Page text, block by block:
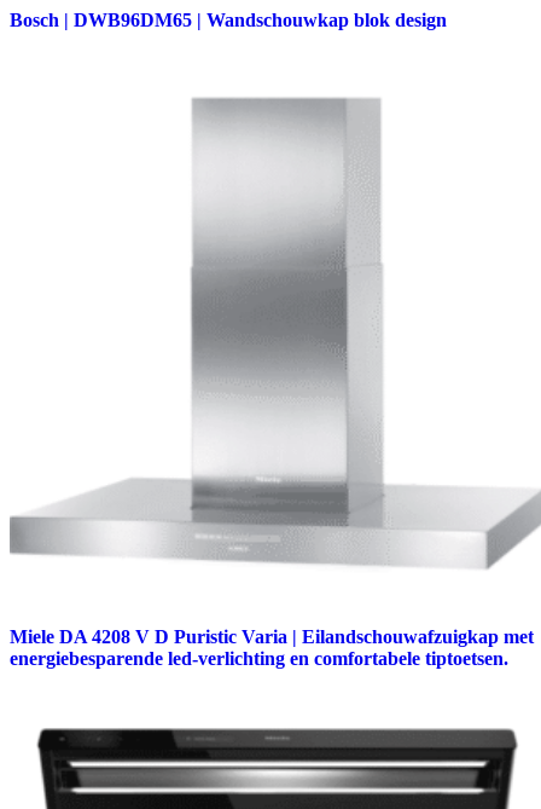
Bosch | DWB96DM65 | Wandschouwkap blok design
Miele DA 4208 V D Puristic Varia | Eilandschouwafzuigkap met
energiebesparende led-verlichting en comfortabele tiptoetsen.